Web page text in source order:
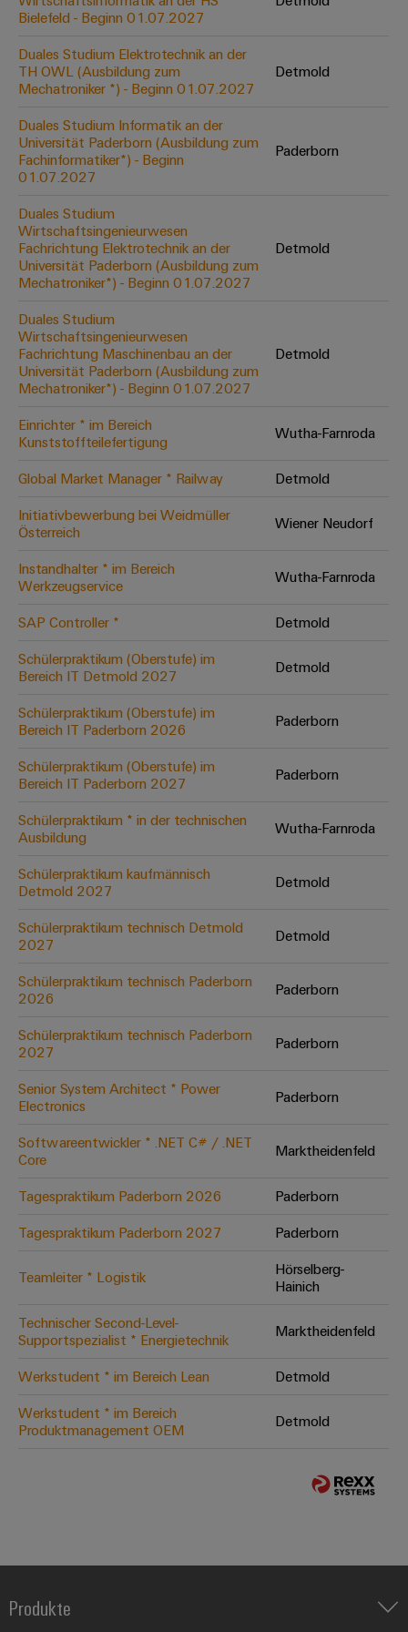
Abwasseraufbereitung
für
die
Wasser-
Abwasserindustrie
Wasserstoff
Wasserstoff
Schlüsseltechnologie
für
die
Energiewende
Effizienter
Betrieb
von
Windparks
Werkzeuge
Automaten
Software
Markierer
Industriedrucker
Cabinet
Infrastructure
Assemblierungsservice
Bestückte
Klemmenleisten
Modifizierte
und
bestückte
Kundenspezifische
Kabelkonfektionierung
Praxisnahe
Unsere Neuheiten
im Bereich
Digital
neuen Niveau
schnell
Bielefeld - Beginn 01.07.2027
Duales Studium Elektrotechnik an der
TH OWL (Ausbildung zum
Mechatroniker *) - Beginn 01.07.2027
Detmold
Duales Studium Informatik an der
Universität Paderborn (Ausbildung zum
Fachinformatiker*) - Beginn
01.07.2027
Paderborn
Duales Studium
Wirtschaftsingenieurwesen
Fachrichtung Elektrotechnik an der
Universität Paderborn (Ausbildung zum
Mechatroniker*) - Beginn 01.07.2027
Detmold
Duales Studium
Wirtschaftsingenieurwesen
Fachrichtung Maschinenbau an der
Universität Paderborn (Ausbildung zum
Mechatroniker*) - Beginn 01.07.2027
Detmold
Einrichter * im Bereich
Kunststoffteilefertigung
Wutha-Farnroda
Global Market Manager * Railway
Detmold
Initiativbewerbung bei Weidmüller
Österreich
Wiener Neudorf
Instandhalter * im Bereich
Werkzeugservice
Wutha-Farnroda
SAP Controller *
Detmold
Schülerpraktikum (Oberstufe) im
Bereich IT Detmold 2027
Detmold
Schülerpraktikum (Oberstufe) im
Bereich IT Paderborn 2026
Paderborn
Schülerpraktikum (Oberstufe) im
Bereich IT Paderborn 2027
Paderborn
Schülerpraktikum * in der technischen
Ausbildung
Wutha-Farnroda
Schülerpraktikum kaufmännisch
Detmold 2027
Detmold
Schülerpraktikum technisch Detmold
2027
Detmold
Schülerpraktikum technisch Paderborn
2026
Paderborn
Schülerpraktikum technisch Paderborn
2027
Paderborn
Senior System Architect * Power
Electronics
Paderborn
Softwareentwickler * .NET C# / .NET
Core
Marktheidenfeld
Tagespraktikum Paderborn 2026
Paderborn
Tagespraktikum Paderborn 2027
Paderborn
Teamleiter * Logistik
Hörselberg-
Hainich
Technischer Second-Level-
Supportspezialist * Energietechnik
Marktheidenfeld
Werkstudent * im Bereich Lean
Detmold
Werkstudent * im Bereich
Produktmanagement OEM
Detmold
Produkte